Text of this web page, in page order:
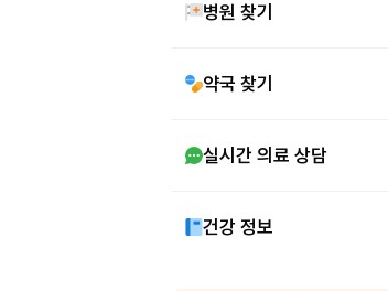
병원 찾기
약국 찾기
실시간 의료 상담
건강 정보